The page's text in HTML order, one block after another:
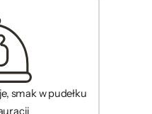
smak w pudełku